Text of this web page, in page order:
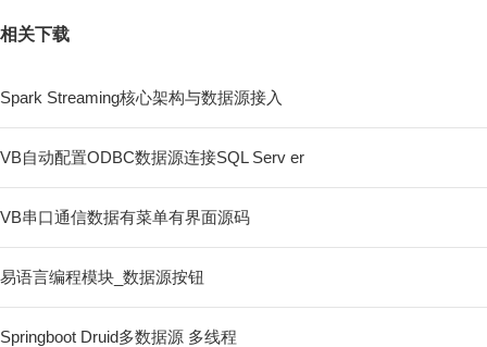
相关下载
Spark Streaming核心架构与数据源接入
VB自动配置ODBC数据源连接SQL Serv er
VB串口通信数据有菜单有界面源码
易语言编程模块_数据源按钮
Springboot Druid多数据源 多线程